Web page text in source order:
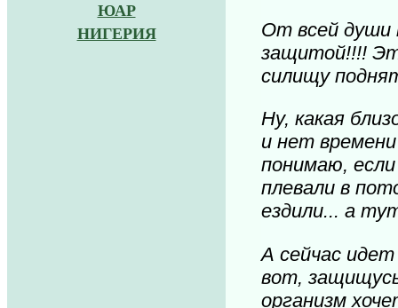
ЮАР
НИГЕРИЯ
От всей души
защитой!!!!
силищу
Ну, какая
и нет
понимаю,
плевали в
ездили... а
А сейчас
вот,
организм